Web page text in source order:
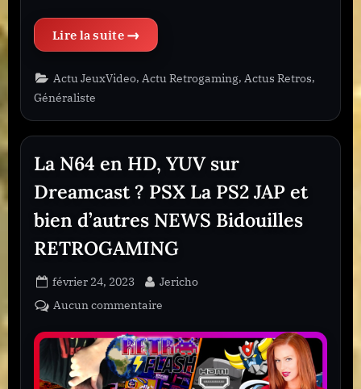
Actu JeuxVideo, Actu Retrogaming, Actus Retros,
Généraliste
La N64 en HD, YUV sur
Dreamcast ? PSX La PS2 JAP et
bien d’autres NEWS Bidouilles
RETROGAMING
Posted
on
février 24, 2023 By
Jericho
Aucun commentaire
N64
en
HD,